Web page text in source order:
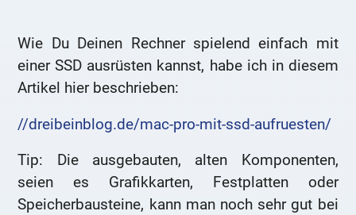
Wie Du Deinen Rechner spielend einfach mit
einer SSD ausrüsten kannst, habe ich in diesem
Artikel hier beschrieben:
//dreibeinblog.de/mac-pro-mit-ssd-aufruesten/
Tip: Die ausgebauten, alten Komponenten,
seien es Grafikkarten, Festplatten oder
Speicherbausteine, kann man noch sehr gut bei